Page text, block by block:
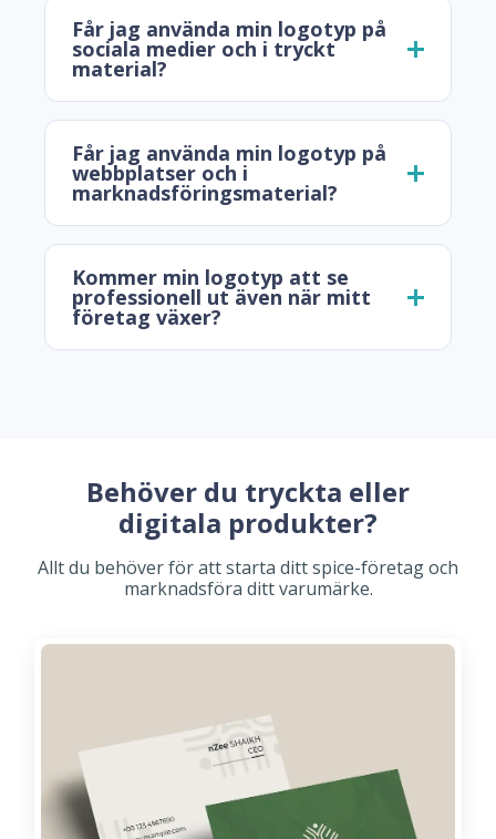
Får jag använda min logotyp på
sociala medier och i tryckt
material?
Får jag använda min logotyp på
webbplatser och i
marknadsföringsmaterial?
Kommer min logotyp att se
professionell ut även när mitt
företag växer?
Behöver du tryckta eller
digitala produkter?
Allt du behöver för att starta ditt spice-företag och
marknadsföra ditt varumärke.